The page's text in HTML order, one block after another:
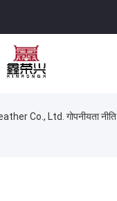
Co., Ltd. गोपनीयता नीति